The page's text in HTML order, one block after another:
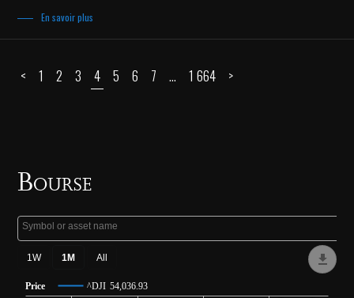
En savoir plus
< 1 2 3 4 5 6 7 … 1 664 >
Bourse
Price ^DJI 54,036.93